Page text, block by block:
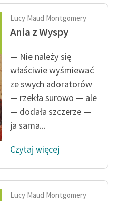
Lucy Maud Montgomery
Ania z Wyspy
— Nie należy się
właściwie wyśmiewać
ze swych adoratorów
— rzekła surowo — ale
— dodała szczerze —
ja sama...
Czytaj więcej
Lucy Maud Montgomery